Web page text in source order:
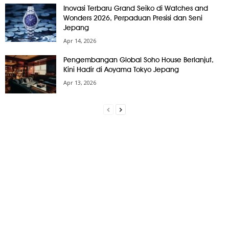
Inovasi Terbaru Grand Seiko di Watches and
Wonders 2026, Perpaduan Presisi dan Seni
Jepang
Apr 14, 2026
Pengembangan Global Soho House Berlanjut,
Kini Hadir di Aoyama Tokyo Jepang
Apr 13, 2026